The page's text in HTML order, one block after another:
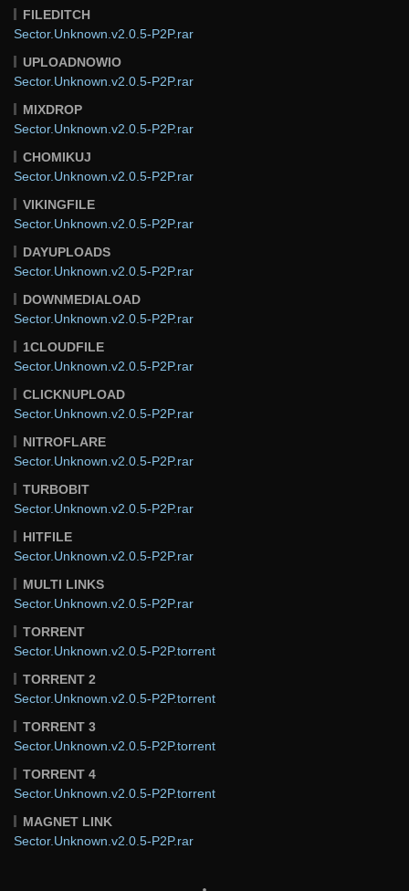
FILEDITCH
Sector.Unknown.v2.0.5-P2P.rar
UPLOADNOWIO
Sector.Unknown.v2.0.5-P2P.rar
MIXDROP
Sector.Unknown.v2.0.5-P2P.rar
CHOMIKUJ
Sector.Unknown.v2.0.5-P2P.rar
VIKINGFILE
Sector.Unknown.v2.0.5-P2P.rar
DAYUPLOADS
Sector.Unknown.v2.0.5-P2P.rar
DOWNMEDIALOAD
Sector.Unknown.v2.0.5-P2P.rar
1CLOUDFILE
Sector.Unknown.v2.0.5-P2P.rar
CLICKNUPLOAD
Sector.Unknown.v2.0.5-P2P.rar
NITROFLARE
Sector.Unknown.v2.0.5-P2P.rar
TURBOBIT
Sector.Unknown.v2.0.5-P2P.rar
HITFILE
Sector.Unknown.v2.0.5-P2P.rar
MULTI LINKS
Sector.Unknown.v2.0.5-P2P.rar
TORRENT
Sector.Unknown.v2.0.5-P2P.torrent
TORRENT 2
Sector.Unknown.v2.0.5-P2P.torrent
TORRENT 3
Sector.Unknown.v2.0.5-P2P.torrent
TORRENT 4
Sector.Unknown.v2.0.5-P2P.torrent
MAGNET LINK
Sector.Unknown.v2.0.5-P2P.rar